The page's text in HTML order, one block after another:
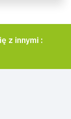
z innymi :